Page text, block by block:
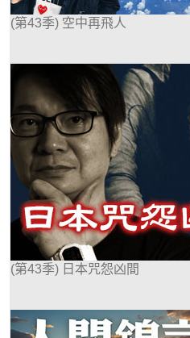
(第43季) 空中再飛人
(第43季) 日本咒怨凶間